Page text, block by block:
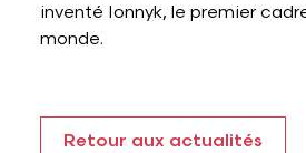
inventé Ionnyk, le premier
monde.
Retour aux actualités